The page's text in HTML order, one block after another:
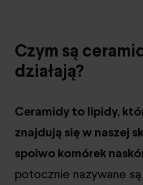
Czym są
działają?
Ceramidy to lipidy,
znajdują się w naszej
spoiwo komórek
potocznie nazywane